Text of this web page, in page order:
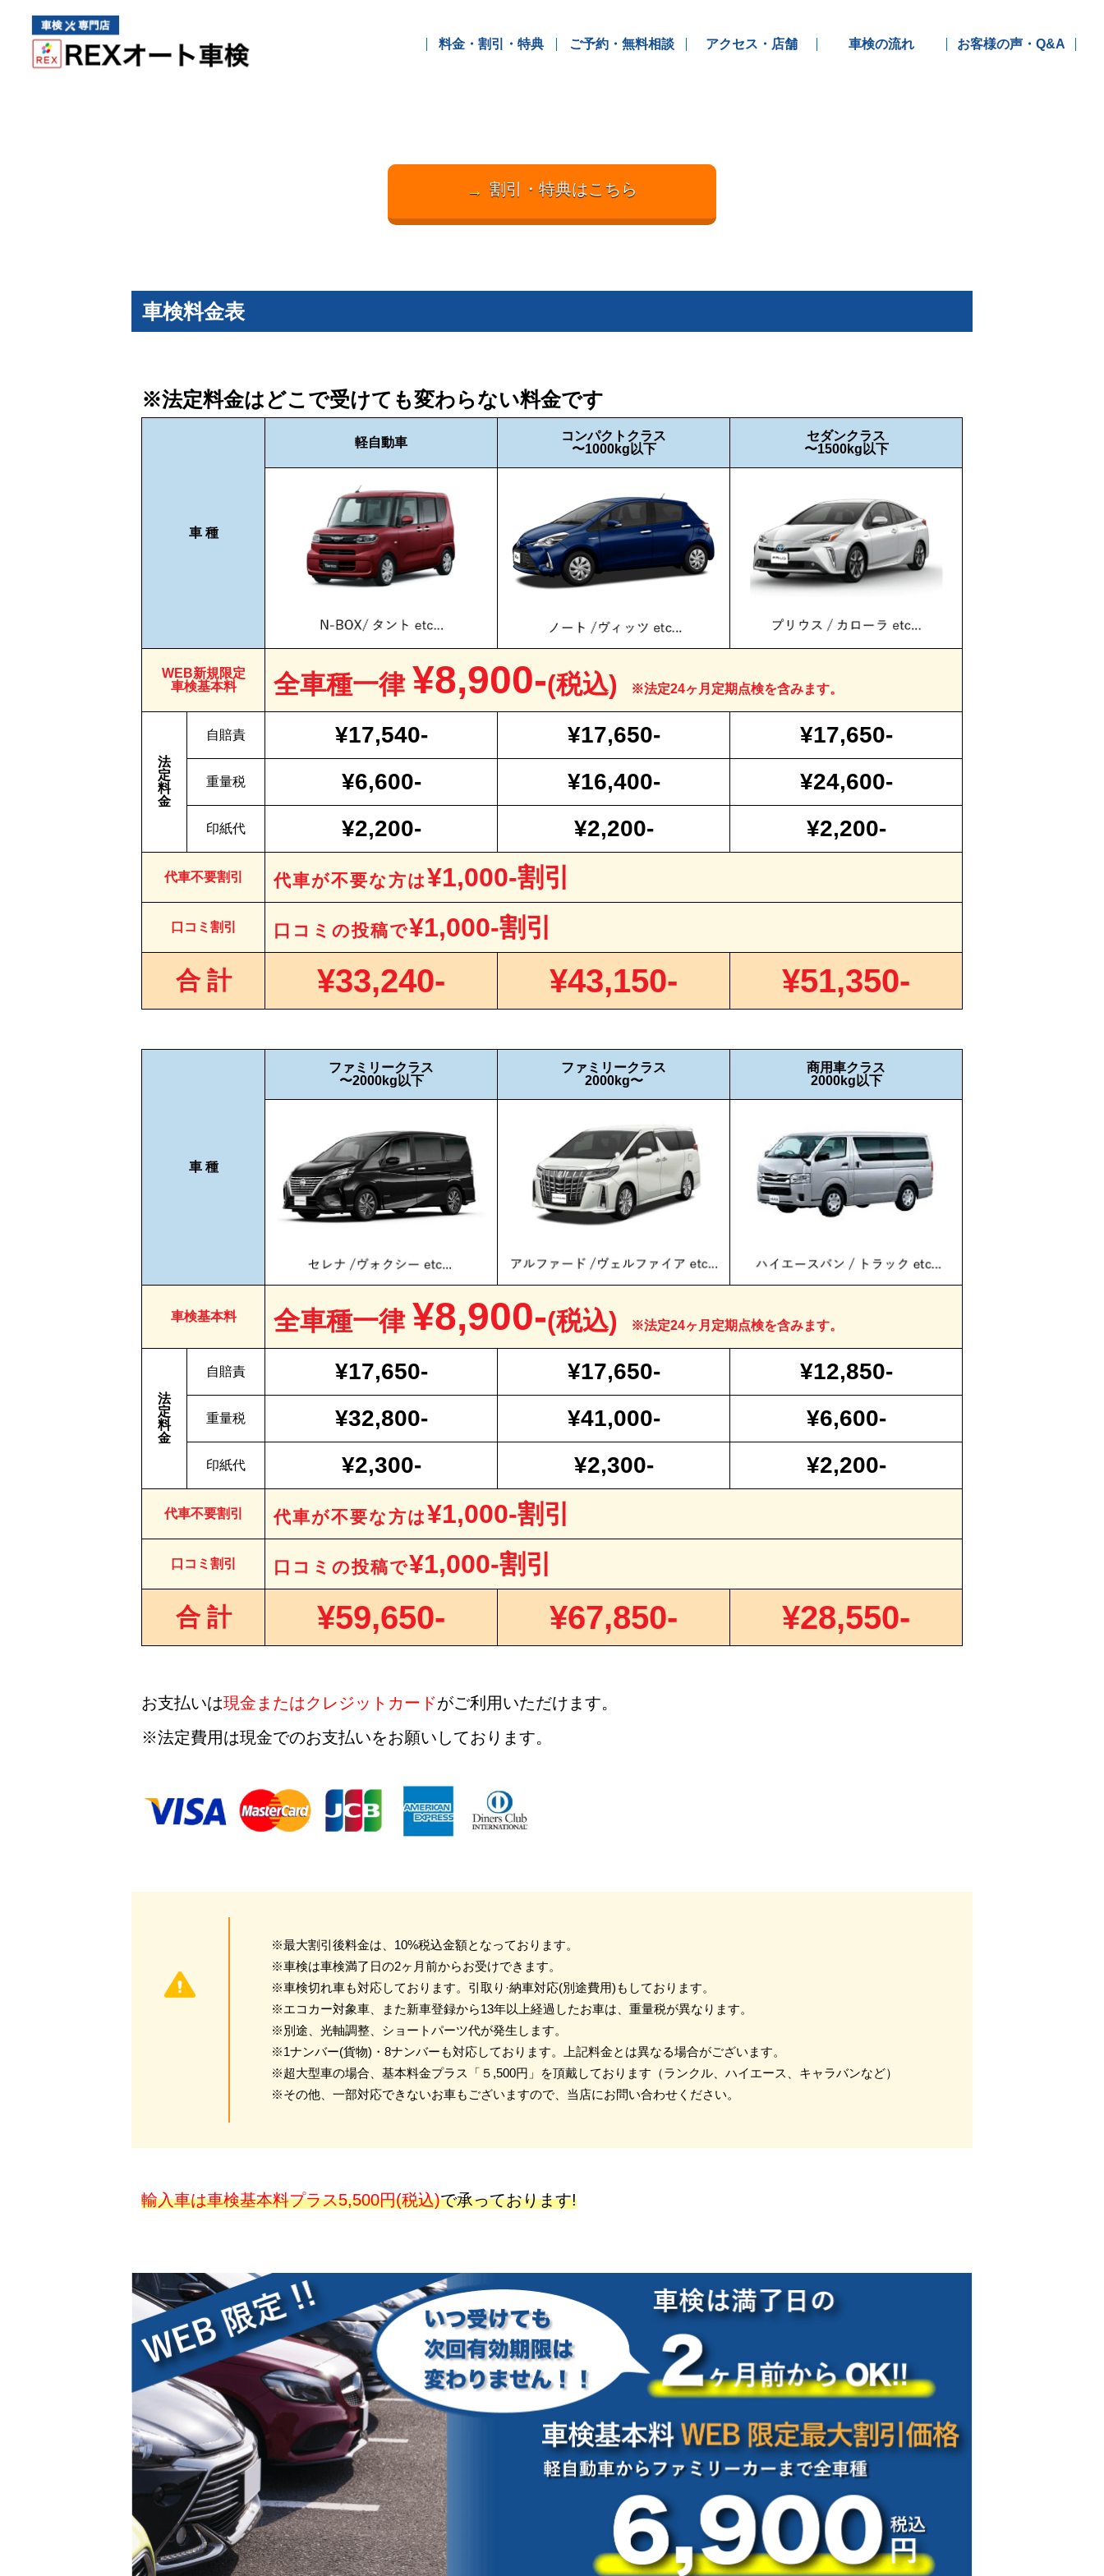
料金・割引・特典 ご予約・無料相談 アクセス・店舗 車検の流れ お客様の声・Q&A
→ 割引・特典はこちら
車検料金表
※法定料金はどこで受けても変わらない料金です
車 種
軽自動車
コンパクトクラス
〜1000kg以下
セダンクラス
〜1500kg以下
WEB新規限定
車検基本料
全車種一律 ¥8,900-(税込) ※法定24ヶ月定期点検を含みます。
法
定
料
金
自賠責 ¥17,540- ¥17,650- ¥17,650-
重量税 ¥6,600- ¥16,400- ¥24,600-
印紙代 ¥2,200- ¥2,200- ¥2,200-
代車不要割引 代車が不要な方は¥1,000-割引
口コミ割引 口コミの投稿で¥1,000-割引
合 計 ¥33,240- ¥43,150- ¥51,350-
車 種
ファミリークラス
〜2000kg以下
ファミリークラス
2000kg〜
商用車クラス
2000kg以下
車検基本料 全車種一律 ¥8,900-(税込) ※法定24ヶ月定期点検を含みます。
法
定
料
金
自賠責 ¥17,650- ¥17,650- ¥12,850-
重量税 ¥32,800- ¥41,000- ¥6,600-
印紙代 ¥2,300- ¥2,300- ¥2,200-
代車不要割引 代車が不要な方は¥1,000-割引
口コミ割引 口コミの投稿で¥1,000-割引
合 計 ¥59,650- ¥67,850- ¥28,550-
お支払いは現金またはクレジットカードがご利用いただけます。
※法定費用は現金でのお支払いをお願いしております。
※最大割引後料金は、10%税込金額となっております。
※車検は車検満了日の2ヶ月前からお受けできます。
※車検切れ車も対応しております。引取り·納車対応(別途費用)もしております。
※エコカー対象車、また新車登録から13年以上経過したお車は、重量税が異なります。
※別途、光軸調整、ショートパーツ代が発生します。
※1ナンバー(貨物)・8ナンバーも対応しております。上記料金とは異なる場合がございます。
※超大型車の場合、基本料金プラス「５,500円」を頂戴しております（ランクル、ハイエース、キャラバンなど）
※その他、一部対応できないお車もございますので、当店にお問い合わせください。
輸入車は車検基本料プラス5,500円(税込)で承っております!